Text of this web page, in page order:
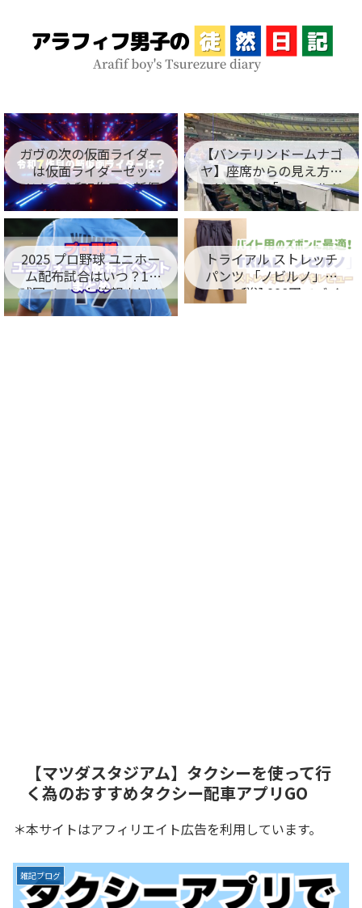
ガヴの次の仮面ライダー
は仮面ライダーゼッ
ツ！？令和7作目の新仮
面ライダー名が判明！
【バンテリンドームナゴ
ヤ】座席からの見え方を
レビュー！「フィールド
シート編」
2025 プロ野球 ユニホー
ム配布試合はいつ？12
球団イベント情報まとめ
トライアル ストレッチ
パンツ 「ノビルノ」口
コミ！税込998円でバイ
ト用のズボンに最適！
【マツダスタジアム】タクシーを使って行
く為のおすすめタクシー配車アプリGO
＊本サイトはアフィリエイト広告を利用しています。
雑記ブログ